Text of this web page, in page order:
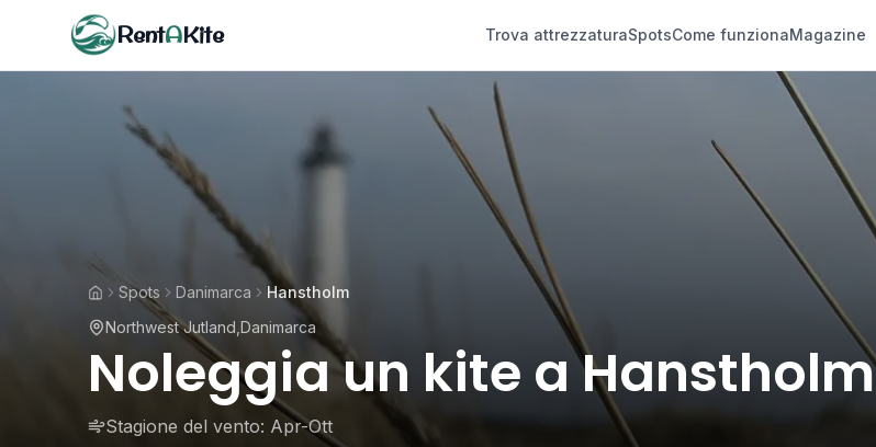
RentAKite Trova attrezzaturaSpotsCome funzionaMagazine
Spots Danimarca
Hanstholm
Northwest Jutland Danimarca
Noleggia un kite a Hanstholm
Stagione del vento: Apr-Ott